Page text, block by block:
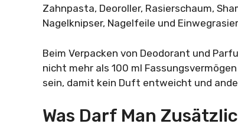
Zahnpasta, Deoroller, Rasierschaum,
Nagelknipser, Nagelfeile und
Beim Verpacken von Deodorant und
nicht mehr als 100 ml
sein, damit kein Duft entweicht und
Was Darf Man